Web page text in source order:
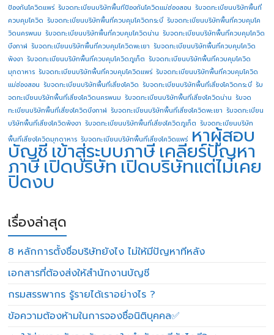
ป้องกันโควิดแพร่ รับจดทะเบียนบริษัทพื้นทีป้องกันโควิดแม่ฮ่องสอน รับจดทะเบียนบริษัทพื้นที่
ควบคุมโควิด รับจดทะเบียนบริษัทพื้นที่ควบคุมโควิดกระบี่ รับจดทะเบียนบริษัทพื้นที่ควบคุมโค
วิดนครพนม รับจดทะเบียนบริษัทพื้นที่ควบคุมโควิดน่าน รับจดทะเบียนบริษัทพื้นที่ควบคุมโควิด
บึงกาฬ รับจดทะเบียนบริษัทพื้นที่ควบคุมโควิดพะเยา รับจดทะเบียนบริษัทพื้นที่ควบคุมโควิด
พังงา รับจดทะเบียนบริษัทพื้นที่ควบคุมโควิดภูเก็ต รับจดทะเบียนบริษัทพื้นที่ควบคุมโควิด
มุกดาหาร รับจดทะเบียนบริษัทพื้นที่ควบคุมโควิดแพร่ รับจดทะเบียนบริษัทพื้นที่ควบคุมโควิด
แม่ฮ่องสอน รับจดทะเบียนบริษัทพื้นที่เสี่ยงโควิด รับจดทะเบียนบริษัทพื้นที่เสี่ยงโควิดกระบี่ รับ
จดทะเบียนบริษัทพื้นที่เสี่ยงโควิดนครพนม รับจดทะเบียนบริษัทพื้นที่เสี่ยงโควิดน่าน รับจด
ทะเบียนบริษัทพื้นที่เสี่ยงโควิดบึงกาฬ รับจดทะเบียนบริษัทพื้นที่เสี่ยงโควิดพะเยา รับจดทะเบียน
บริษัทพื้นที่เสี่ยงโควิดพังงา รับจดทะเบียนบริษัทพื้นที่เสี่ยงโควิดภูเก็ต รับจดทะเบียนบริษัท
พื้นที่เสี่ยงโควิดมุกดาหาร รับจดทะเบียนบริษัทพื้นที่เสี่ยงโควิดแพร่ หาผู้สอบ
บัญชี เข้าสู่ระบบภาษี เคลียร์ปัญหา
ภาษีเปิดบริษัทเปิดบริษัทแต่ไม่เคย
ปิดงบ
เรื่องล่าสุด
8 หลักการตั้งชื่อบริษัทยังไง ไม่ให้มีปัญหาทีหลัง
เอกสารที่ต้องส่งให้สำนักงานบัญชี
กรมสรรพากร รู้รายได้เราอย่างไร ?
ข้อความต้องห้ามในการจองชื่อนิติบุคคล✅